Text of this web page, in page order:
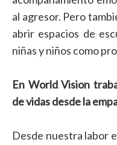
al agresor. Pero
abrir espacios de
niñas y niños como
En World Vision
de vidas desde la
Desde nuestra labor